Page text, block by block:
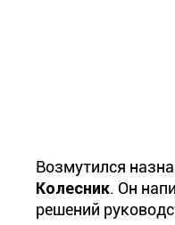
Возмутился
Колесник. Он
решений